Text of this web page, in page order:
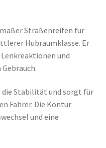
Straßenreifen für
Hubraumklasse. Er
und
die Stabilität und sorgt für
Fahrer. Die Kontur
und eine